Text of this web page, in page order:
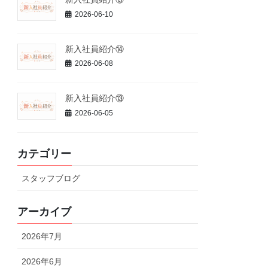
2026-06-10
新入社員紹介⑭
2026-06-08
新入社員紹介⑬
2026-06-05
カテゴリー
スタッフブログ
アーカイブ
2026年7月
2026年6月